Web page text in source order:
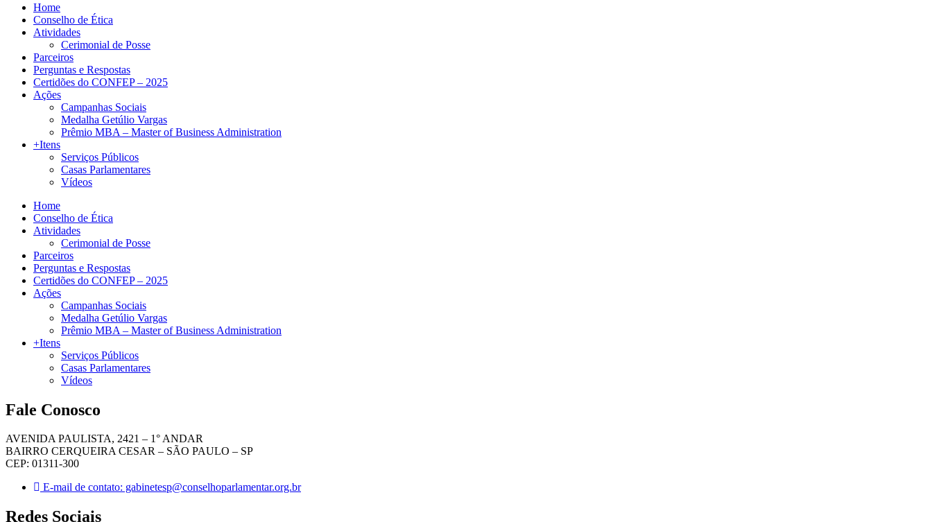
Home
Conselho de Ética
Atividades
Cerimonial de Posse
Parceiros
Perguntas e Respostas
Certidões do CONFEP – 2025
Ações
Campanhas Sociais
Medalha Getúlio Vargas
Prêmio MBA – Master of Business Administration
+Itens
Serviços Públicos
Casas Parlamentares
Vídeos
Home
Conselho de Ética
Atividades
Cerimonial de Posse
Parceiros
Perguntas e Respostas
Certidões do CONFEP – 2025
Ações
Campanhas Sociais
Medalha Getúlio Vargas
Prêmio MBA – Master of Business Administration
+Itens
Serviços Públicos
Casas Parlamentares
Vídeos
Fale Conosco
AVENIDA PAULISTA, 2421 – 1° ANDAR
BAIRRO CERQUEIRA CESAR – SÃO PAULO – SP
CEP: 01311-300
E-mail de contato: gabinetesp@conselhoparlamentar.org.br
Redes Sociais